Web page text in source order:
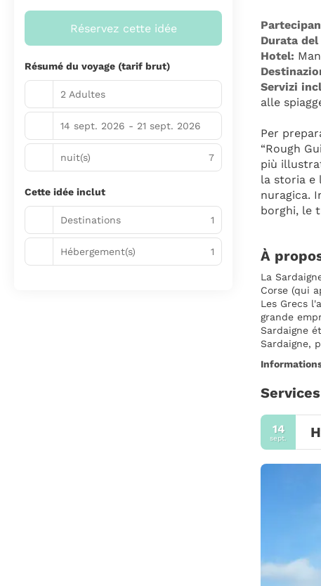
Durata
Hotel:
Servizi
alle
Per
“Rough
più
la storia e
nuragica.
borghi, le
À
La
Corse (qui
Les Grecs
grande
Sardaigne
Sardaigne,
14
sept.
Réservez cette idée
Résumé du voyage (tarif brut)
2 Adultes
14 sept. 2026 - 21 sept. 2026
nuit(s) 7
Cette idée inclut
Destinations 1
Hébergement(s) 1